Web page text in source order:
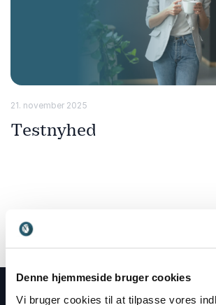
Denne hjemmeside bruger cookies
Vi bruger cookies til at tilpasse vores
21. november 2025
Testnyhed